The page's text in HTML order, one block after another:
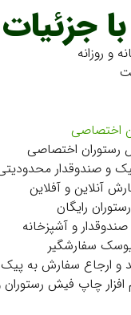
و روزانه
اختصاصی
رستوران اختصاصی
و صندوقدار
آنلاین و آفلاین
رایگان
و آشپزخانه
سفارشگیر
افزار چاپ فیش